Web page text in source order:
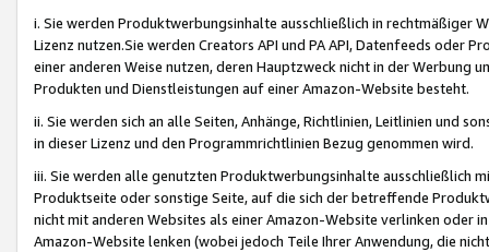
i. Sie werden Produktwerbungsinhalte ausschließlich in rechtmäßiger
Lizenz nutzen.Sie werden Creators API und PA API, Datenfeeds oder
einer anderen Weise nutzen, deren Hauptzweck nicht in der Werbung
Produkten und Dienstleistungen auf einer Amazon-Website besteht.
ii. Sie werden sich an alle Seiten, Anhänge, Richtlinien, Leitlinien und
in dieser Lizenz und den Programmrichtlinien Bezug genommen wird.
iii. Sie werden alle genutzten Produktwerbungsinhalte ausschließlich
Produktseite oder sonstige Seite, auf die sich der betreffende
nicht mit anderen Websites als einer Amazon-Website verlinken oder
Amazon-Website lenken (wobei jedoch Teile Ihrer Anwendung, die